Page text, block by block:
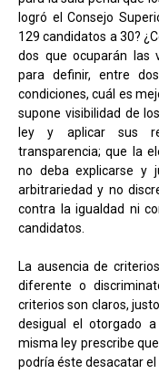
logró el Consejo
129 candidatos a 30?
dos que ocuparán las
para definir, entre
condiciones, cuál es
supone visibilidad de
ley y aplicar sus
transparencia; que la
no deba explicarse y
arbitrariedad y no
contra la igualdad ni
candidatos.
La ausencia de
diferente o
criterios son claros,
desigual el otorgado
misma ley prescribe
podría éste desacatar